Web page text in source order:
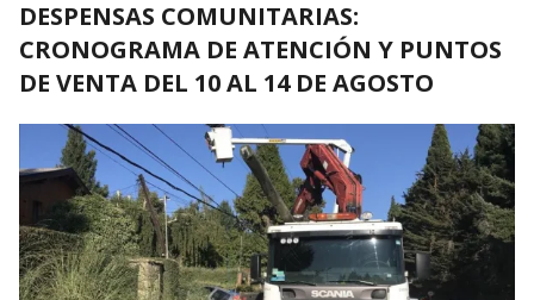
DESPENSAS COMUNITARIAS:
CRONOGRAMA DE ATENCIÓN Y PUNTOS
DE VENTA DEL 10 AL 14 DE AGOSTO